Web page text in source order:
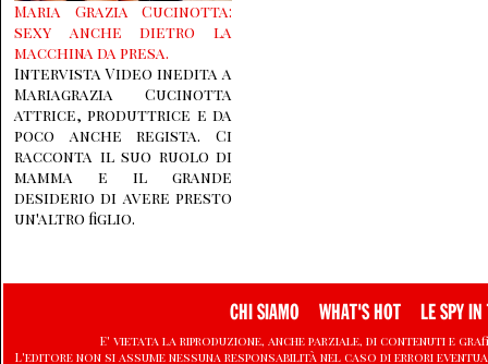
Maria Grazia Cucinotta:
sexy anche dietro la
macchina da presa.
Intervista Video inedita a
Mariagrazia Cucinotta
attrice, produttrice e da
poco anche regista. Ci
racconta il suo ruolo di
mamma e il grande
desiderio di avere presto
un'altro figlio.
CHI SIAMO WHAT'S HOT LE SPY IN
E' vietata la riproduzione, anche parziale, di contenuti e
L'editore non si assume nessuna responsabilità nel caso di errori